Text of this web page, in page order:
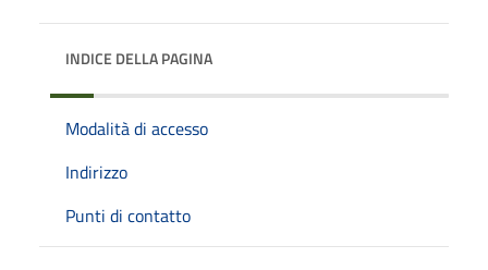
INDICE DELLA PAGINA
Modalità di accesso
Indirizzo
Punti di contatto